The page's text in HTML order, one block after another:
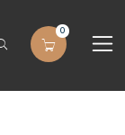
0